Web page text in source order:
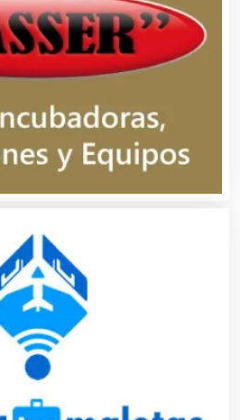
Civiles
Empresariales